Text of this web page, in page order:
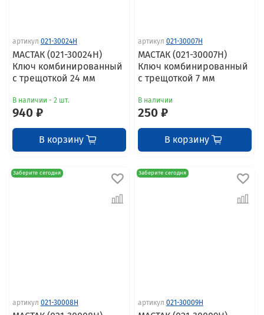
артикул 021-30024H
МАСТАК (021-30024H)
Ключ комбинированный
с трещоткой 24 мм
В наличии - 2 шт.
940 ₽
В корзину
артикул 021-30007H
МАСТАК (021-30007H)
Ключ комбинированный
с трещоткой 7 мм
В наличии
250 ₽
В корзину
Заберите сегодня
артикул 021-30008H
Заберите сегодня
артикул 021-30009H